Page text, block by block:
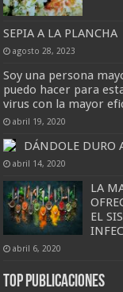
SEPIA A LA PLANCHA
agosto 28, 2023
Soy una persona
puedo hacer para
virus con la mayor
abril 19, 2020
DÁNDOLE DURO
abril 14, 2020
LA
EL
abril 6, 2020
Top Publicaciones